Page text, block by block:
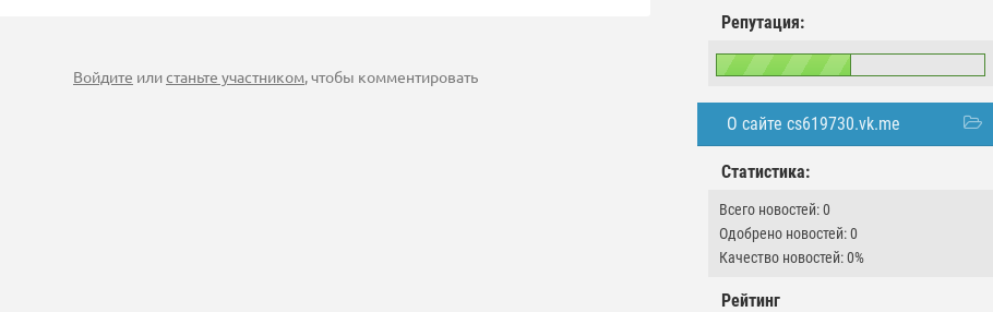
Репутация:
О сайте cs619730.vk.me
Статистика:
Всего новостей: 0
Одобрено новостей: 0
Качество новостей: 0%
Рейтинг
Войдите илистаньте участником, чтобы комментировать